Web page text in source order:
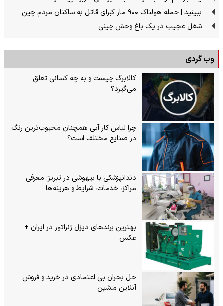
ببینید | حمله هولناک ۹۰۰ مار کبرای قاتل به ساکنان مردم چین
شغل عجیب در یک باغ وحش چینی
وب گردی
کالابرگ چیست و به چه کسانی تعلق
می‌گیرد؟
چرا لباس کار آبی همچنان محبوب‌ترین رنگ
در صنایع مختلف است؟
دندانپزشکی با بیهوشی در تبریز؛ معرفی
مراکز، خدمات، شرایط و هزینه‌ها
بهترین برندهای دیزل ژنراتور در ایران +
عکس
حل بحران بی‌ اعتمادی در خرید و فروش
آنلاین ماشین